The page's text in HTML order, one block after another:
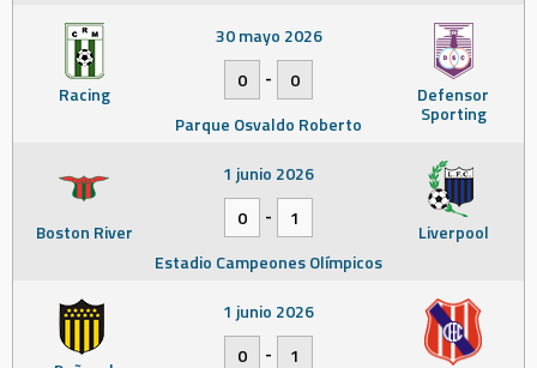
Racing Defensor
Sporting
30 mayo 2026
0
-
0
Parque Osvaldo Roberto
Boston River Liverpool
1 junio 2026
0
-
1
Estadio Campeones Olímpicos
1 junio 2026
0
-
1